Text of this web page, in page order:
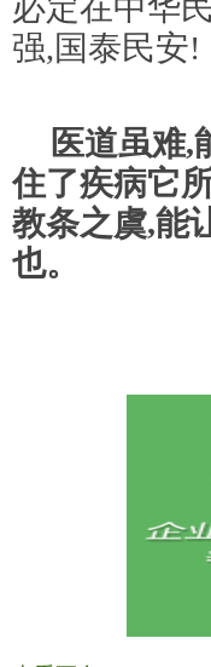
必定在中华
强,国泰民安!
医道虽难,
住了疾病它
教条之虞,能
也。